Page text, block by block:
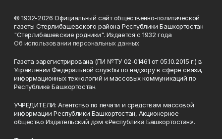
© 1932-2026 Официальный сайт общественно-политической
газеты Стерлибашевского района Республики Башкортостан
"Стерлибашевские родники". Издается с 1932 года
Об использовании персональных данных
Газета зарегистрирована (ПИ №ТУ 02-01461 от 05.10.2015 г.) в
Управлении Федеральной службы по надзору в сфере связи,
информационных технологий и массовых коммуникаций по
Республике Башкортостан.
УЧРЕДИТЕЛИ: Агентство по печати и средствам массовой
информации Республики Башкортостан, Акционерное
общество Издательский дом «Республика Башкортостан».